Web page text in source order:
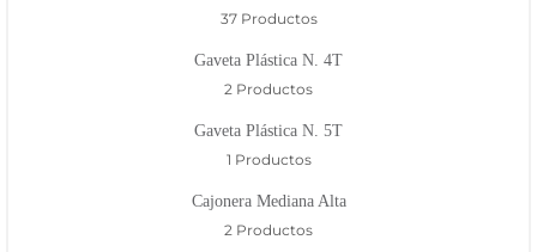
37 Productos
Gaveta Plástica N. 4T
2 Productos
Gaveta Plástica N. 5T
1 Productos
Cajonera Mediana Alta
2 Productos